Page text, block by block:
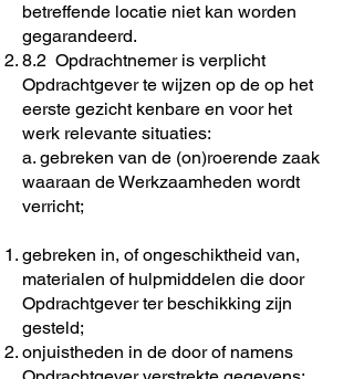
betreffende locatie niet kan worden
gegarandeerd.
8.2 Opdrachtnemer is verplicht
Opdrachtgever te wijzen op de op het
eerste gezicht kenbare en voor het
werk relevante situaties:
a. gebreken van de (on)roerende zaak
waaraan de Werkzaamheden wordt
verricht;
gebreken in, of ongeschiktheid van,
materialen of hulpmiddelen die door
Opdrachtgever ter beschikking zijn
gesteld;
onjuistheden in de door of namens